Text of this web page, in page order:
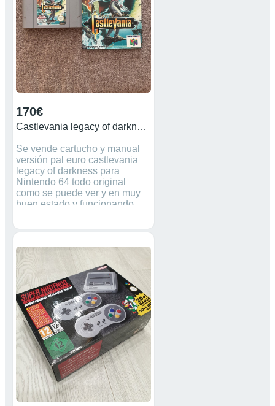
(precio poco negociable)
170€
Castlevania legacy of darkness nintendo 64
Se vende cartucho y manual
versión pal euro castlevania
legacy of darkness para
Nintendo 64 todo original
como se puede ver y en muy
buen estado y funcionando
en las fotos. Este juego no
versión Euro inglés/alemán y
francés, en cambio el manual
si lleva español. Único en
Wallapop cartucho + manual.